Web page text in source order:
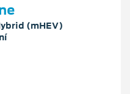
(mHEV)